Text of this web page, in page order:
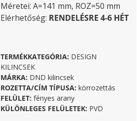
Méretei: A=141 mm, ROZ=50 mm
Elérhetőség: RENDELÉSRE 4-6 HÉT
TERMÉKKATEGÓRIA: DESIGN
KILINCSEK
MÁRKA: DND kilincsek
ROZETTA/CÍM TÍPUSA: körrozettás
FELÜLET: fényes arany
KÜLÖNLEGES FELÜLETEK: PVD